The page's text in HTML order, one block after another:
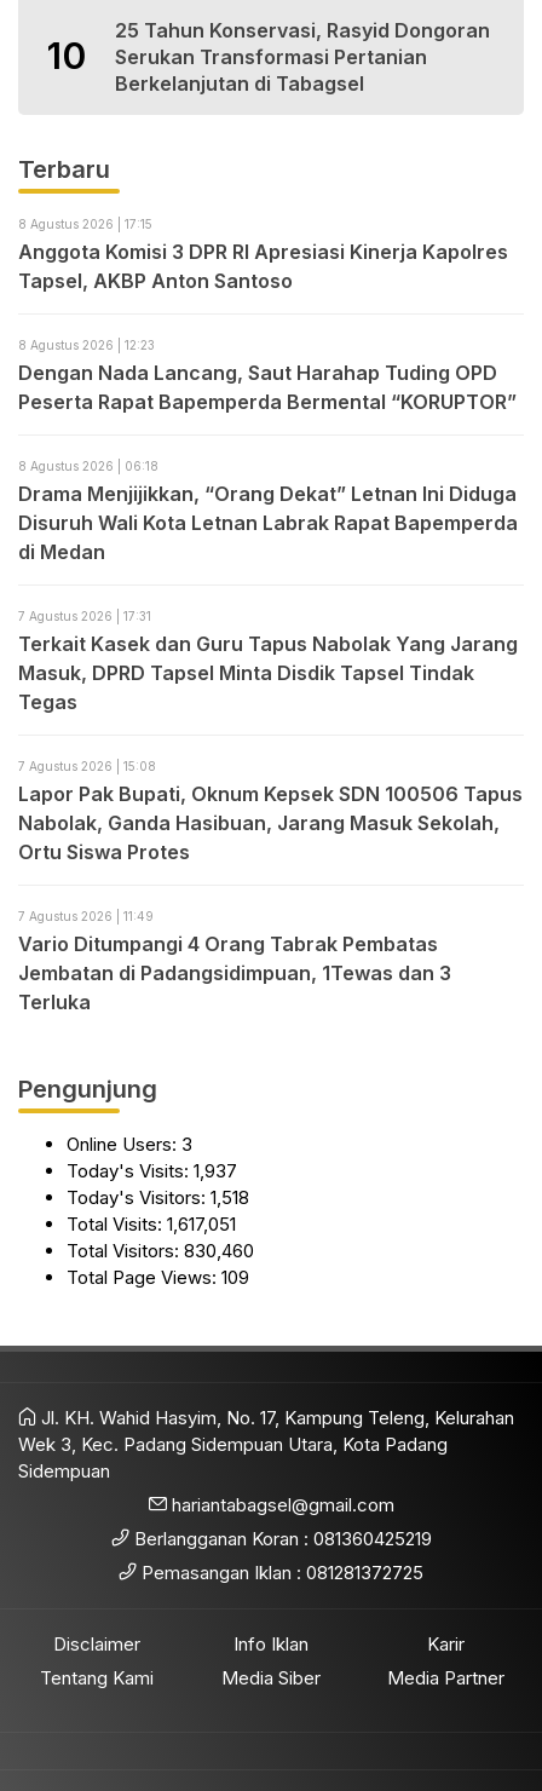
10
25 Tahun Konservasi, Rasyid Dongoran
Serukan Transformasi Pertanian
Berkelanjutan di Tabagsel
Terbaru
8 Agustus 2026 | 17:15
Anggota Komisi 3 DPR RI Apresiasi Kinerja Kapolres
Tapsel, AKBP Anton Santoso
8 Agustus 2026 | 12:23
Dengan Nada Lancang, Saut Harahap Tuding OPD
Peserta Rapat Bapemperda Bermental “KORUPTOR”
8 Agustus 2026 | 06:18
Drama Menjijikkan, “Orang Dekat” Letnan Ini Diduga
Disuruh Wali Kota Letnan Labrak Rapat Bapemperda
di Medan
7 Agustus 2026 | 17:31
Terkait Kasek dan Guru Tapus Nabolak Yang Jarang
Masuk, DPRD Tapsel Minta Disdik Tapsel Tindak
Tegas
7 Agustus 2026 | 15:08
Lapor Pak Bupati, Oknum Kepsek SDN 100506 Tapus
Nabolak, Ganda Hasibuan, Jarang Masuk Sekolah,
Ortu Siswa Protes
7 Agustus 2026 | 11:49
Vario Ditumpangi 4 Orang Tabrak Pembatas
Jembatan di Padangsidimpuan, 1Tewas dan 3
Terluka
Pengunjung
Online Users: 3
Today's Visits: 1,937
Today's Visitors: 1,518
Total Visits: 1,617,051
Total Visitors: 830,460
Total Page Views: 109
Jl. KH. Wahid Hasyim, No. 17, Kampung Teleng, Kelurahan
Wek 3, Kec. Padang Sidempuan Utara, Kota Padang
Sidempuan
hariantabagsel@gmail.com
Berlangganan Koran : 081360425219
Pemasangan Iklan : 081281372725
Disclaimer
Tentang Kami
Info Iklan
Media Siber
Karir
Media Partner